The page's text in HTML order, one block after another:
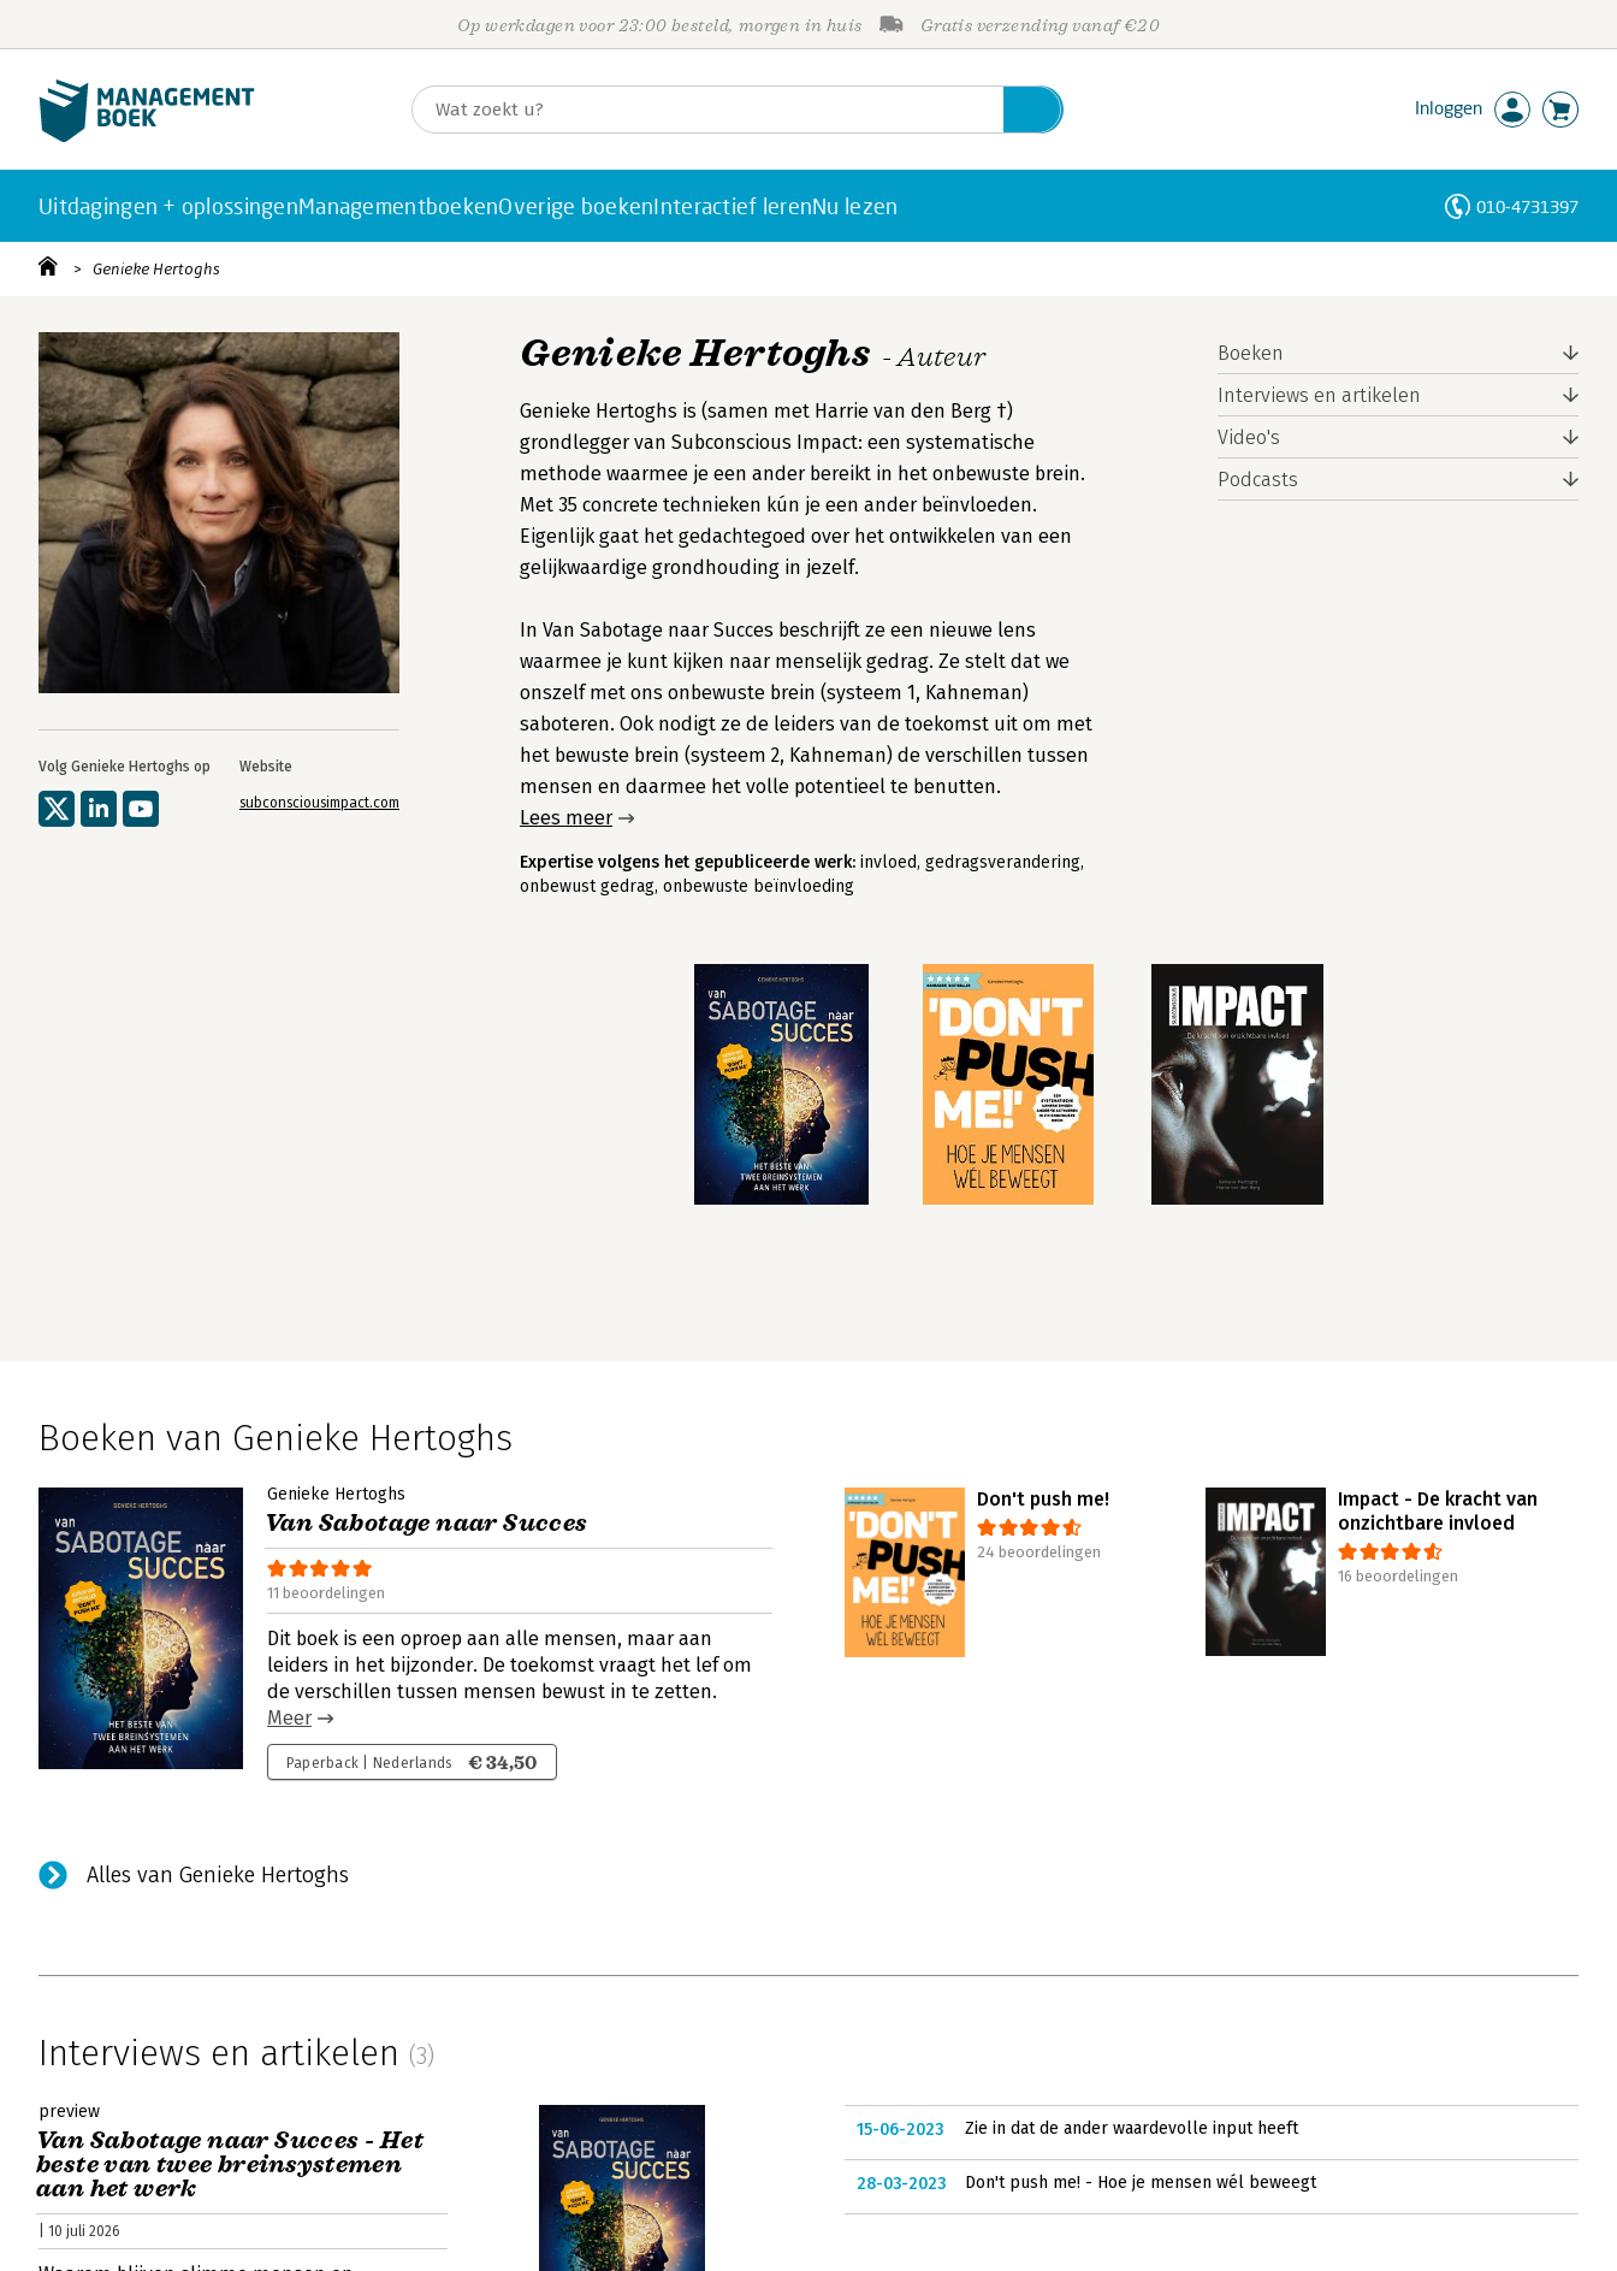
Op werkdagen voor 23:00 besteld, morgen in huis Gratis verzending vanaf €20
Inloggen
Uitdagingen + oplossingenManagementboekenOverige boekenInteractief lerenNu lezen 010-4731397
Genieke Hertoghs
Volg Genieke Hertoghs op Website
subconsciousimpact.com
Genieke Hertoghs - Auteur
Genieke Hertoghs is (samen met Harrie van den Berg †)
grondlegger van Subconscious Impact: een systematische
methode waarmee je een ander bereikt in het onbewuste brein.
Met 35 concrete technieken kún je een ander beïnvloeden.
Eigenlijk gaat het gedachtegoed over het ontwikkelen van een
gelijkwaardige grondhouding in jezelf.
In Van Sabotage naar Succes beschrijft ze een nieuwe lens
waarmee je kunt kijken naar menselijk gedrag. Ze stelt dat we
onszelf met ons onbewuste brein (systeem 1, Kahneman)
saboteren. Ook nodigt ze de leiders van de toekomst uit om met
het bewuste brein (systeem 2, Kahneman) de verschillen tussen
mensen en daarmee het volle potentieel te benutten.
Lees meer
Expertise volgens het gepubliceerde werk: invloed, gedragsverandering,
onbewust gedrag, onbewuste beïnvloeding
Boeken
Interviews en artikelen
Video's
Podcasts
Boeken van Genieke Hertoghs
Genieke Hertoghs
Van Sabotage naar Succes
11 beoordelingen
Dit boek is een oproep aan alle mensen, maar aan
leiders in het bijzonder. De toekomst vraagt het lef om
de verschillen tussen mensen bewust in te zetten.
Meer
Paperback | Nederlands € 34,50
Don't push me!
24 beoordelingen
Impact - De kracht van
onzichtbare invloed
16 beoordelingen
Alles van Genieke Hertoghs
Interviews en artikelen (3)
preview
Van Sabotage naar Succes - Het
beste van twee breinsystemen
aan het werk
| 10 juli 2026
15-06-2023 Zie in dat de ander waardevolle input heeft
28-03-2023 Don't push me! - Hoe je mensen wél beweegt
Personen